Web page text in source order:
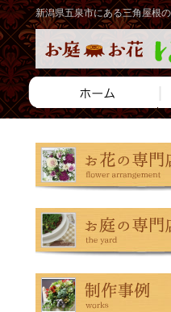
新潟県五泉市にある三角屋根